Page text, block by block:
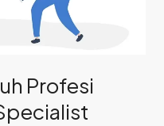
Profesi